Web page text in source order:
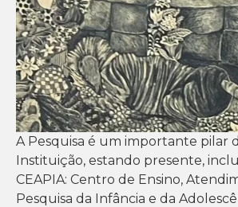
A Pesquisa é um importante pilar
Instituição, estando presente,
CEAPIA: Centro de Ensino,
Pesquisa da Infância e da